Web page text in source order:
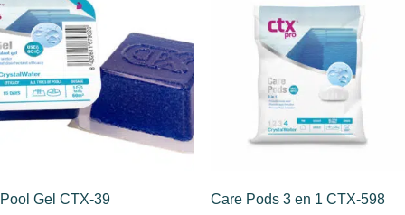
Pool Gel CTX-39 Care Pods 3 en 1 CTX-598